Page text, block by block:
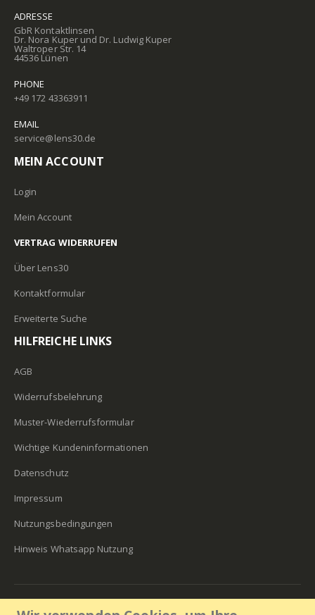
ADRESSE
GbR Kontaktlinsen
Dr. Nora Kuper und Dr. Ludwig Kuper
Waltroper Str. 14
44536 Lünen
PHONE
+49 172 43363911
EMAIL
service@lens30.de
MEIN ACCOUNT
Login
Mein Account
VERTRAG WIDERRUFEN
Über Lens30
Kontaktformular
Erweiterte Suche
HILFREICHE LINKS
AGB
Widerrufsbelehrung
Muster-Wiederrufsformular
Wichtige Kundeninformationen
Datenschutz
Impressum
Nutzungsbedingungen
Hinweis Whatsapp Nutzung
Lens30 2018. All Rights Reserved